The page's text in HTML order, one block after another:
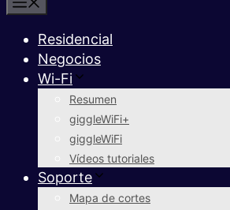
Residencial
Negocios
Wi-Fi
Resumen
giggleWiFi+
giggleWiFi
Vídeos tutoriales
Soporte
Mapa de cortes